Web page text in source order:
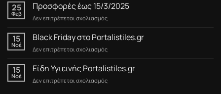
25
Φεβ
Προσφορές έως 15/3/2025
Δεν επιτρέπεται σχολιασμόςστο
έως
15/3/2025
15
Νοέ
Black Friday στο Portalistiles.gr
Δεν επιτρέπεται σχολιασμόςστο
Friday
στο
Portalistiles.gr
15
Νοέ
Είδη Υγιεινής Portalistiles.gr
Δεν επιτρέπεται σχολιασμόςστο